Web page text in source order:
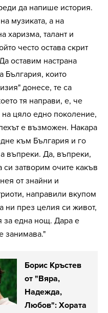
да напише история.
музиката, а на
харизма, талант и
често остава скрит
оставим настрана
България, които
донесе, те са
тя направи, е, че
на цяло едно поколение,
е възможен. Накара
към България и го
въпреки. Да, въпреки,
затворим очите какъв
от знайни и
направили вкупом
ни през целия си живот,
за една нощ. Дара е
занимава."
Борис Кръстев
от "Вяра,
Надежда,
Любов": Хората